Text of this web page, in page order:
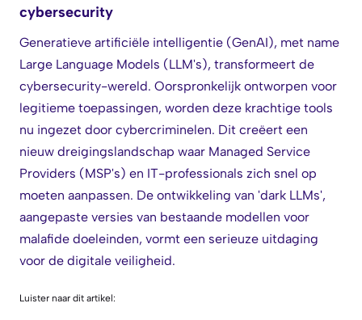
cybersecurity
Generatieve artificiële intelligentie (GenAI), met name
Large Language Models (LLM's), transformeert de
cybersecurity-wereld. Oorspronkelijk ontworpen voor
legitieme toepassingen, worden deze krachtige tools
nu ingezet door cybercriminelen. Dit creëert een
nieuw dreigingslandschap waar Managed Service
Providers (MSP's) en IT-professionals zich snel op
moeten aanpassen. De ontwikkeling van 'dark LLMs',
aangepaste versies van bestaande modellen voor
malafide doeleinden, vormt een serieuze uitdaging
voor de digitale veiligheid.
Luister naar dit artikel: